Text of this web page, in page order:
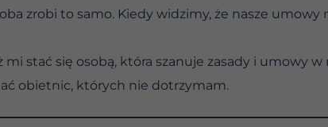
zrobi to samo. Kiedy widzimy, że nasze umowy
mi stać się osobą, która szanuje zasady i umowy
obietnic, których nie dotrzymam.